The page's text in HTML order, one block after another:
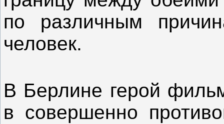
по различным
человек.
В Берлине герой
в совершенно